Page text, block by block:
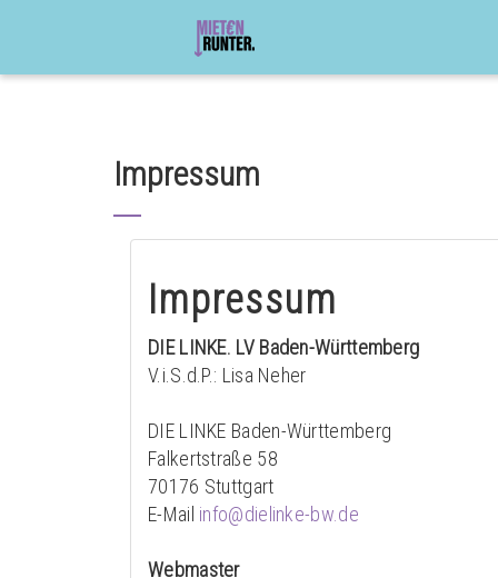
Impressum
Impressum
DIE LINKE. LV Baden-Württemberg
V.i.S.d.P.: Lisa Neher
DIE LINKE Baden-Württemberg
Falkertstraße 58
70176 Stuttgart
E-Mail info@dielinke-bw.de
Webmaster